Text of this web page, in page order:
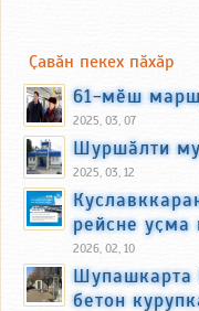
Ҫавӑн пекех пӑхӑр
61-мӗш
2025, 03, 07
Шуршӑлти
2025, 03, 12
рейсне уҫма
2026, 02, 10
Шупашкарта
бетон